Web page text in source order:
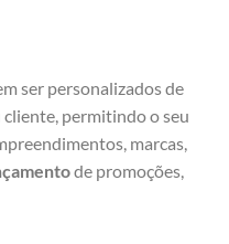
ser personalizados de
cliente, permitindo o seu
marcas,
de promoções,